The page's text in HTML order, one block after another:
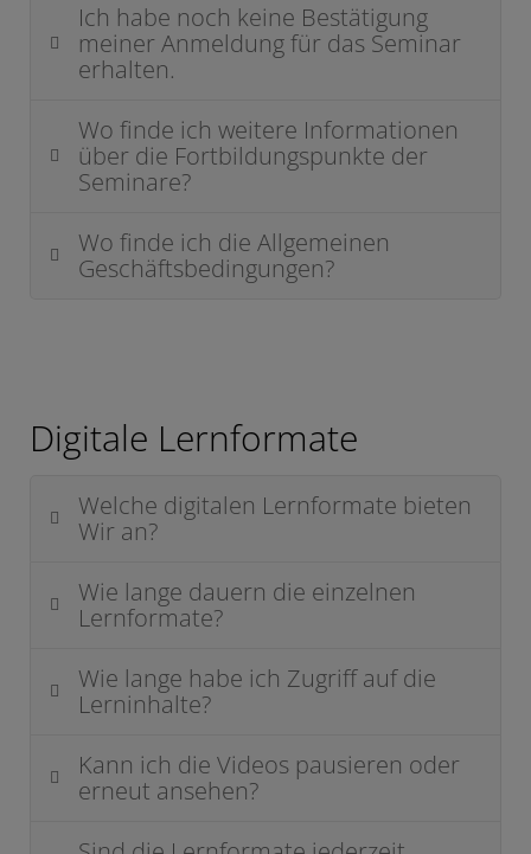
Ich habe noch keine Bestätigung
meiner Anmeldung für das Seminar
erhalten.
Wo finde ich weitere Informationen
über die Fortbildungspunkte der
Seminare?
Wo finde ich die Allgemeinen
Geschäftsbedingungen?
Digitale Lernformate
Welche digitalen Lernformate bieten
Wir an?
Wie lange dauern die einzelnen
Lernformate?
Wie lange habe ich Zugriff auf die
Lerninhalte?
Kann ich die Videos pausieren oder
erneut ansehen?